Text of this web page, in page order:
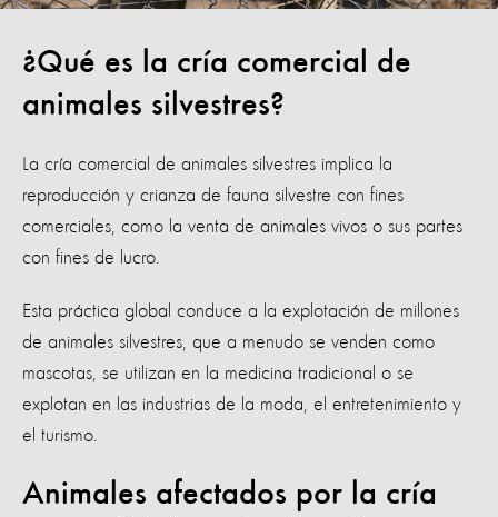
¿Qué es la cría comercial de
animales silvestres?
La cría comercial de animales silvestres implica la
reproducción y crianza de fauna silvestre con fines
comerciales, como la venta de animales vivos o sus partes
con fines de lucro.
Esta práctica global conduce a la explotación de millones
de animales silvestres, que a menudo se venden como
mascotas, se utilizan en la medicina tradicional o se
explotan en las industrias de la moda, el entretenimiento y
el turismo.
Animales afectados por la cría